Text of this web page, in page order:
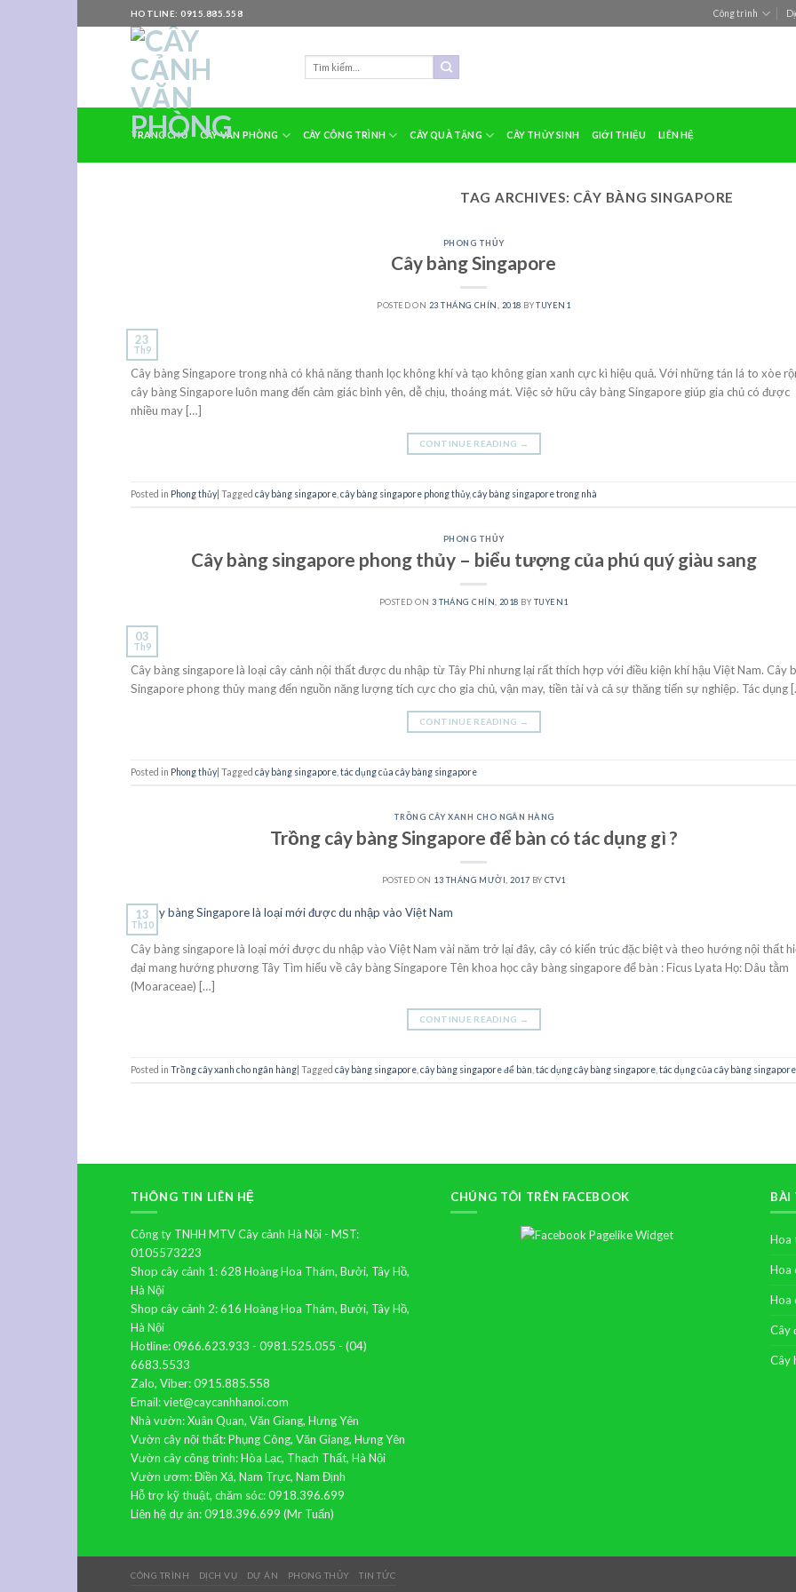
to
HOTLINE: 0915.885.558 Công trình
TRANG CHỦ CÂY VĂN PHÒNG CÂY CÔNG TRÌNH CÂY QUÀ TẶNG CÂY THỦY SINH GIỚI THIỆU LIÊN HỆ
TAG ARCHIVES: CÂY BÀNG SINGAPORE
PHONG THỦY
Cây bàng Singapore
POSTED ON 23 THÁNG CHÍN, 2018 BYTUYEN1
23
Th9
Cây bàng Singapore trong nhà có khả năng thanh lọc không khí và tạo không gian xanh cực kì hiệu quả. Với những tán lá to xòe
cây bàng Singapore luôn mang đến cảm giác bình yên, dễ chịu, thoáng mát. Việc sở hữu cây bàng Singapore giúp gia chủ có được
nhiều may […]
CONTINUE READING →
Posted in Phong thủy Tagged cây bàng singapore cây bàng singapore phong thủy, cây bàng singapore trong nhà
PHONG THỦY
Cây bàng singapore phong thủy – biểu tượng của phú quý giàu sang
POSTED ON 3 THÁNG CHÍN, 2018 BY TUYEN1
03
Th9
Cây bàng singapore là loại cây cảnh nội thất được du nhập từ Tây Phi nhưng lại rất thích hợp với điều kiện khí hậu Việt Nam. Cây
Singapore phong thủy mang đến nguồn năng lượng tích cực cho gia chủ, vận may, tiền tài và cả sự thăng tiến sự nghiệp. Tác dụng
CONTINUE READING →
Posted in Phong thủy Tagged cây bàng singapore tác dụng của cây bàng singapore
TRỒNG CÂY XANH CHO NGÂN HÀNG
Trồng cây bàng Singapore để bàn có tác dụng gì ?
POSTED ON 13 THÁNG MƯỜI, 2017 BY CTV1
13
Th10
Cây bàng singapore là loại mới được du nhập vào Việt Nam vài năm trở lại đây, cây có kiến trúc đặc biệt và theo hướng nội thất
đại mang hướng phương Tây Tìm hiểu về cây bàng Singapore Tên khoa học cây bàng singapore để bàn : Ficus Lyata Họ: Dâu tằm
(Moaraceae) […]
CONTINUE READING →
Posted in Trồng cây xanh cho ngân hàng Tagged cây bàng singapore cây bàng singapore để bàn tác dụng cây bàng singapore tác dụng của cây bàng singapore
THÔNG TIN LIÊN HỆ
Công ty TNHH MTV Cây cảnh Hà Nội - MST:
0105573223
Shop cây cảnh 1: 628 Hoàng Hoa Thám, Bưởi, Tây Hồ,
Hà Nội
Shop cây cảnh 2: 616 Hoàng Hoa Thám, Bưởi, Tây Hồ,
Hà Nội
Hotline: 0966.623.933 - 0981.525.055 - (04)
6683.5533
Zalo, Viber: 0915.885.558
Email: viet@caycanhhanoi.com
Nhà vườn: Xuân Quan, Văn Giang, Hưng Yên
Vườn cây nội thất: Phụng Công, Văn Giang, Hưng Yên
Vườn cây công trình: Hòa Lạc, Thạch Thất, Hà Nội
Vườn ươm: Điền Xá, Nam Trực, Nam Định
Hỗ trợ kỹ thuật, chăm sóc: 0918.396.699
Liên hệ dự án: 0918.396.699 (Mr Tuấn)
CHÚNG TÔI TRÊN FACEBOOK BÀI
Hoa
Hoa
Hoa
Cây
Cây
CÔNG TRÌNH DỊCH VỤ DỰ ÁN PHONG THỦY TIN TỨC